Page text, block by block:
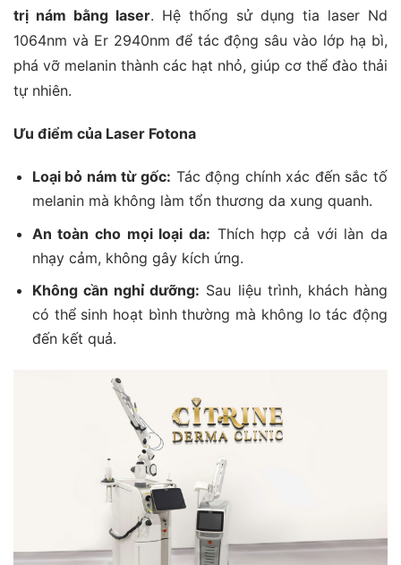
trị nám bằng laser. Hệ thống sử dụng tia laser Nd
1064nm và Er 2940nm để tác động sâu vào lớp hạ bì,
phá vỡ melanin thành các hạt nhỏ, giúp cơ thể đào thải
tự nhiên.
Ưu điểm của Laser Fotona
Loại bỏ nám từ gốc: Tác động chính xác đến sắc tố
melanin mà không làm tổn thương da xung quanh.
An toàn cho mọi loại da: Thích hợp cả với làn da
nhạy cảm, không gây kích ứng.
Không cần nghỉ dưỡng: Sau liệu trình, khách hàng
có thể sinh hoạt bình thường mà không lo tác động
đến kết quả.